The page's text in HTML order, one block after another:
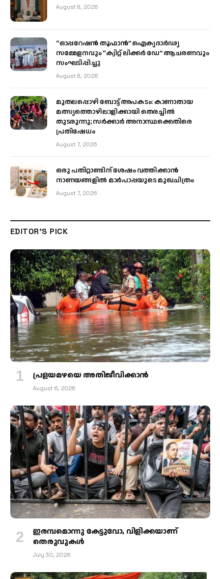
August 8, 2026
“ഓപ്പറേഷൻ തൂഫാൻ” ഐക്യദാർഢ്യ
സമ്മേളനവും “ക്വിറ്റ് ലിക്കർ ഡേ” ആചരണവും
സംഘടിപ്പിച്ചു
August 8, 2026
മുതലപ്പൊഴി ബോട്ട് അപകടം: കാണാതായ
മത്സ്യത്തൊഴിലാളിക്കായി തെരച്ചിൽ
തുടരുന്നു; സർക്കാർ അനാസ്ഥക്കെതിരെ
പ്രതിഷേധം
August 7, 2026
ഒരു പതിറ്റാണ്ടിന് ശേഷം വത്തിക്കാൻ
നാണയങ്ങളിൽ മാർപാപ്പയുടെ മുഖചിത്രം
August 7, 2026
EDITOR'S PICK
പ്രളയമഴയെ അതിജീവിക്കാന്‍
August 6, 2026
ഇരമ്പമൊന്നു കേട്ടുവോ, വിളിക്കയാണ്
തെരുവുകള്‍
July 30, 2026